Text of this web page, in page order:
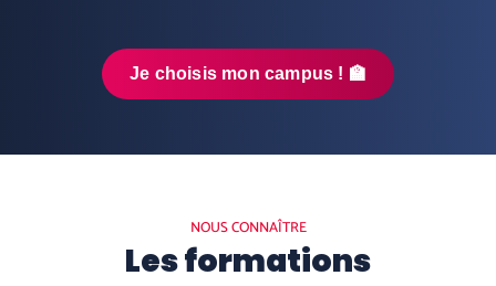
Je choisis mon campus ! 🏫
NOUS CONNAÎTRE
Les formations